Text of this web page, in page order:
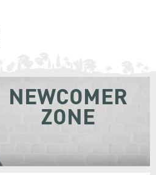
NEWCOMER
ZONE